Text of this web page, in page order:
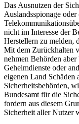
Das Ausnutzen der
Auslandsspionage
nicht im Interesse der
Herstellern zu melden,
Mit dem Zurückhalten
nehmen Behörden
Geheimdienste oder
eigenen Land
Sicherheitsbehörden,
Bundesamt für die
fordern aus diesem
Sicherheit aller Nutzer